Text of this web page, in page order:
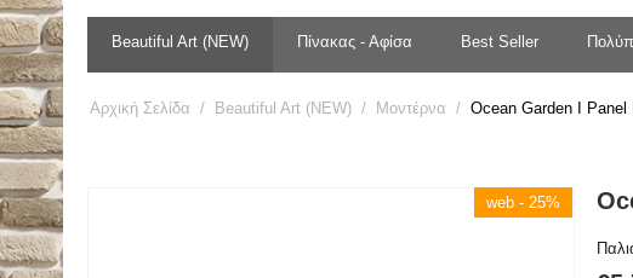
Beautiful Art (NEW) Πίνακας - Αφίσα Best Seller
Αρχική Σελίδα / Beautiful Art (NEW) / Μοντέρνα / Ocean Garden I
web - 25%